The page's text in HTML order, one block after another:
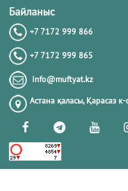
20.02.2026
РАМАЗАН – РАХЫМ, КЕШІРІМ ЖӘНЕ
ТОЗАҚТАН ҚҰТЫЛУ АЙЫ
19.02.2026 7430
РАМАЗАН ҚАРСАҢЫНДАҒЫ
Байланыс
+7 7172 999 866
+7 7172 999 865
info@muftyat.kz
Астана қаласы, Қарасаз к-